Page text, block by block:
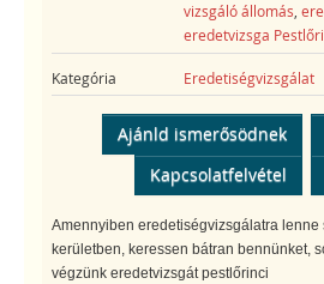
vizsgáló állomás,
eredetvizsga
Kategória Eredetiségvizsgálat
Ajánld ismerősödnek
Kapcsolatfelvétel
Amennyiben eredetiségvizsgálatra lenne
kerületben, keressen bátran bennünket,
végzünk eredetvizsgát pestlőrinci